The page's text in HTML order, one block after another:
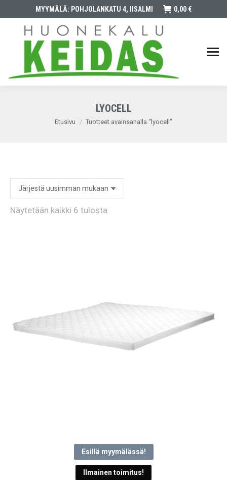
MYYMÄLÄ: POHJOLANKATU 4, IISALMI 0,00 €
LYOCELL
You are here:
Etusivu Tuotteet avainsanalla “lyocell”
Näytetään kaikki 6 tulosta
Esillä myymälässä!
Ilmainen toimitus!